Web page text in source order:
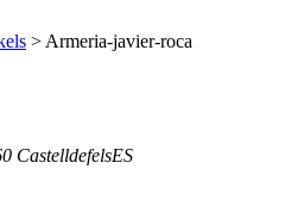
> Armeria-javier-roca
CastelldefelsES